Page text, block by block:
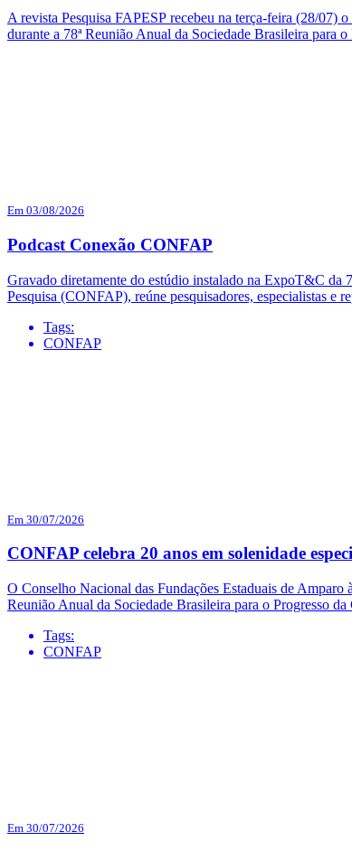
A revista Pesquisa FAPESP recebeu na terça-feira (28/07)
durante a 78ª Reunião Anual da Sociedade Brasileira
Em 03/08/2026
Podcast Conexão CONFAP
Gravado diretamente do estúdio instalado na ExpoT&C da
Pesquisa (CONFAP), reúne pesquisadores, especialistas e
Tags:
CONFAP
Em 30/07/2026
CONFAP celebra 20 anos em solenidade
O Conselho Nacional das Fundações Estaduais de Amparo
Reunião Anual da Sociedade Brasileira para o Progresso
Tags:
CONFAP
Em 30/07/2026